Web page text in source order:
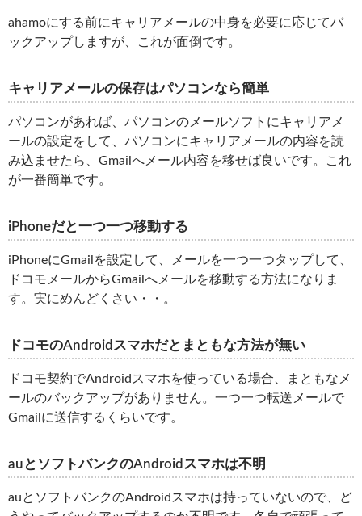
ahamoにする前にキャリアメールの中身を必要に応じてバ
ックアップしますが、これが面倒です。
キャリアメールの保存はパソコンなら簡単
パソコンがあれば、パソコンのメールソフトにキャリアメ
ールの設定をして、パソコンにキャリアメールの内容を読
み込ませたら、Gmailへメール内容を移せば良いです。これ
が一番簡単です。
iPhoneだと一つ一つ移動する
iPhoneにGmailを設定して、メールを一つ一つタップして、
ドコモメールからGmailへメールを移動する方法になりま
す。実にめんどくさい・・。
ドコモのAndroidスマホだとまともな方法が無い
ドコモ契約でAndroidスマホを使っている場合、まともなメ
ールのバックアップがありません。一つ一つ転送メールで
Gmailに送信するくらいです。
auとソフトバンクのAndroidスマホは不明
auとソフトバンクのAndroidスマホは持っていないので、ど